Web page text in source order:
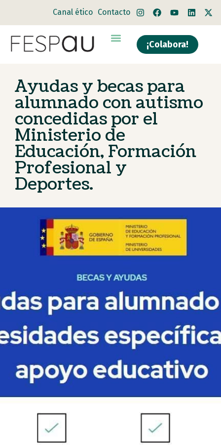
Canal ético Contacto
¡Colabora!
Ayudas y becas para
alumnado con autismo
concedidas por el
Ministerio de
Educación, Formación
Profesional y
Deportes.